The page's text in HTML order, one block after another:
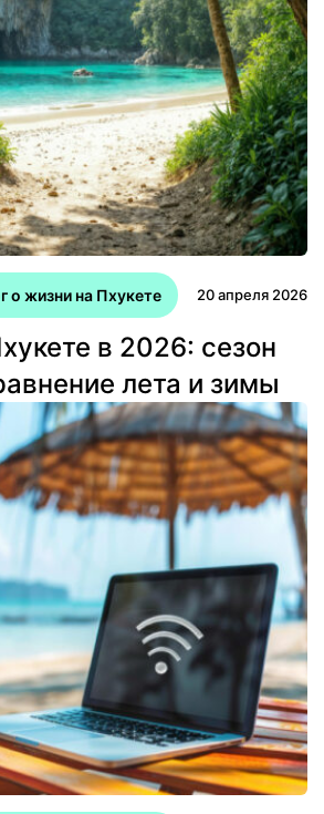
о жизни на Пхукете 20 апреля 2026
в 2026: сезон
лета и зимы